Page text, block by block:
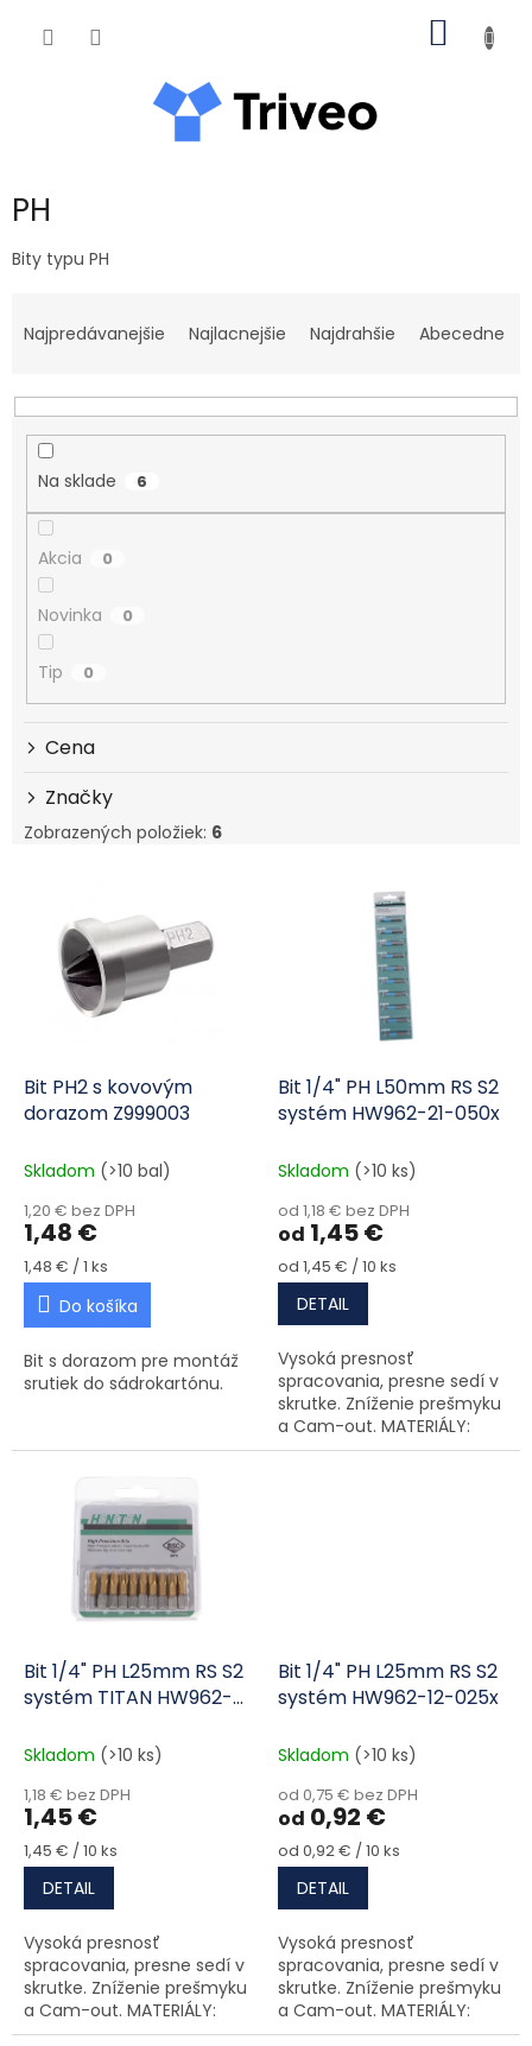
PH
Bity typu PH
Najpredávanejšie Najlacnejšie Najdrahšie Abecedne
Na sklade 6
Akcia 0
Novinka 0
Tip 0
Cena
Značky
Zobrazených položiek: 6
Bit PH2 s kovovým
dorazom Z999003
Skladom (>10 bal)
1,20 € bez DPH
1,48 €
Jednotková cena:
1,48 € / 1 ks
Do košíka
Bit s dorazom pre montáž
srutiek do sádrokartónu.
Bit 1/4" PH L50mm RS S2
systém HW962-21-050x
Skladom (>10 ks)
od 1,18 € bez DPH
od 1,45 €
Jednotková cena:
od 1,45 € / 10 ks
DETAIL
Vysoká presnosť
spracovania, presne sedí v
skrutke. Zníženie prešmyku
a Cam-out. MATERIÁLY:
vysoko kvalitná oceľ s
Bit 1/4" PH L25mm RS S2
systém TITAN HW962-
Skladom (>10 ks)
1,18 € bez DPH
1,45 €
Jednotková cena:
1,45 € / 10 ks
DETAIL
Vysoká presnosť
spracovania, presne sedí v
skrutke. Zníženie prešmyku
a Cam-out. MATERIÁLY:
vysoko kvalitná oceľ kalená
Bit 1/4" PH L25mm RS S2
systém HW962-12-025x
Skladom (>10 ks)
od 0,75 € bez DPH
od 0,92 €
Jednotková cena:
od 0,92 € / 10 ks
DETAIL
Vysoká presnosť
spracovania, presne sedí v
skrutke. Zníženie prešmyku
a Cam-out. MATERIÁLY:
vysoko kvalitná oceľ kalená